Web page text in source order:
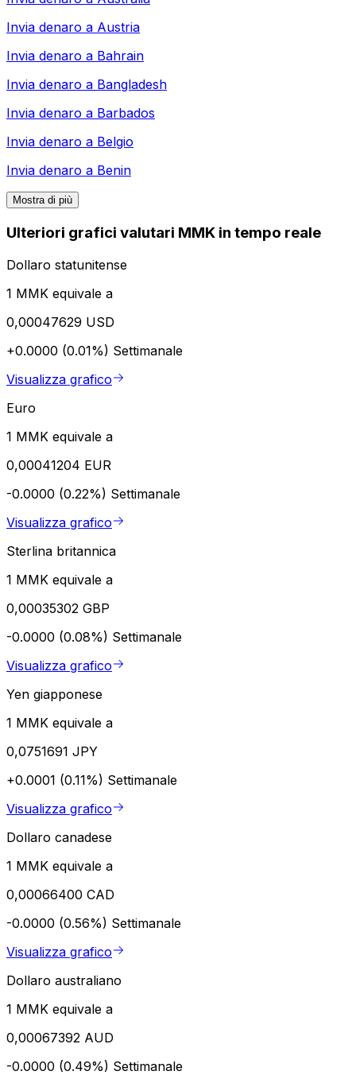
Invia denaro a Austria
Invia denaro a Bahrain
Invia denaro a Bangladesh
Invia denaro a Barbados
Invia denaro a Belgio
Invia denaro a Benin
Mostra di più
Ulteriori grafici valutari MMK in tempo reale
Dollaro statunitense
1 MMK equivale a
0,00047629 USD
+0.0000 (0.01%) Settimanale
Visualizza grafico
Euro
1 MMK equivale a
0,00041204 EUR
-0.0000 (0.22%) Settimanale
Visualizza grafico
Sterlina britannica
1 MMK equivale a
0,00035302 GBP
-0.0000 (0.08%) Settimanale
Visualizza grafico
Yen giapponese
1 MMK equivale a
0,0751691 JPY
+0.0001 (0.11%) Settimanale
Visualizza grafico
Dollaro canadese
1 MMK equivale a
0,00066400 CAD
-0.0000 (0.56%) Settimanale
Visualizza grafico
Dollaro australiano
1 MMK equivale a
0,00067392 AUD
-0.0000 (0.49%) Settimanale